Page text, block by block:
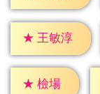
★ 王敏淳
★ 檢場